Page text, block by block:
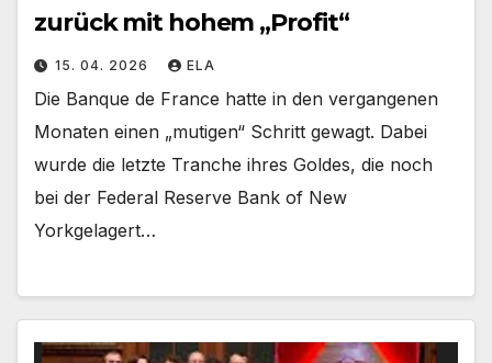
zurück mit hohem „Profit“
15. 04. 2026 ELA
Die Banque de France hatte in den vergangenen
Monaten einen „mutigen“ Schritt gewagt. Dabei
wurde die letzte Tranche ihres Goldes, die noch
bei der Federal Reserve Bank of New
Yorkgelagert…